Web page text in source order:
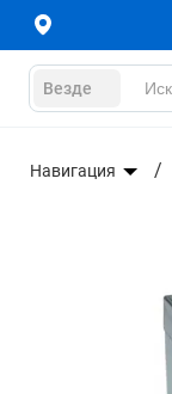
Везде
Навигация